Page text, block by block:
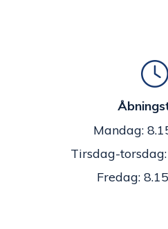
Mandag:
Tirsdag-
Fredag: